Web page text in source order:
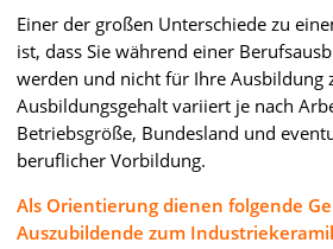
Einer der großen Unterschiede zu
ist, dass Sie während einer
werden und nicht für Ihre Ausbildung
Ausbildungsgehalt variiert je nach
Betriebsgröße, Bundesland und
beruflicher Vorbildung.
Als Orientierung dienen folgende
Auszubildende zum